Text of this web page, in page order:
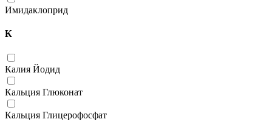
Имидаклоприд
К
Калия Йодид
Кальция Глюконат
Кальция Глицерофосфат